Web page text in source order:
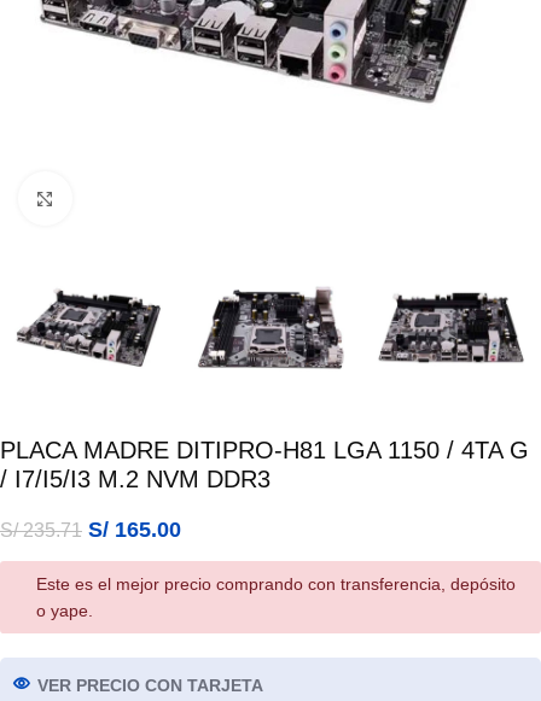
PLACA MADRE DITIPRO-H81 LGA 1150 / 4TA G
/ I7/I5/I3 M.2 NVM DDR3
S/235.71 S/ 165.00
Este es el mejor precio comprando con transferencia, depósito
o yape.
VER PRECIO CON TARJETA